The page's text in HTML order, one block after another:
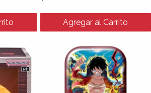
Agregar al Carrito